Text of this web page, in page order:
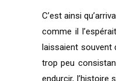
C’est ainsi
comme il
laissaient souvent
trop peu
endurcir, l’histoire